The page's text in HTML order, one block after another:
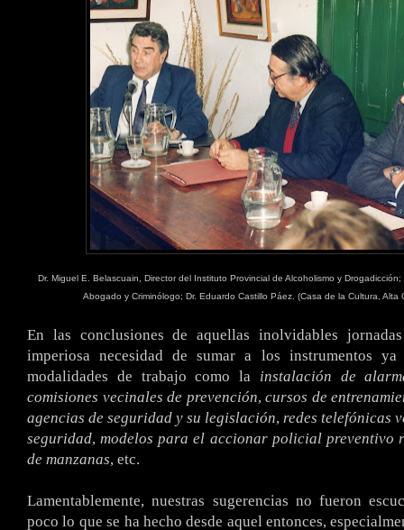
Dr. Miguel E. Belascuain, Director del Instituto Provincial de Alcoholismo y
Abogado y Criminólogo; Dr. Eduardo Castillo Páez. (Casa de la Cultura, Alta
En las conclusiones de aquellas inolvidables
imperiosa necesidad de sumar a los instrumentos ya
modalidades de trabajo como la instalación de
comisiones vecinales de prevención, cursos de
agencias de seguridad y su legislación, redes telefónicas
seguridad,modelos para el accionar policial preventivo
de manzanas, etc.
Lamentablemente, nuestras sugerencias no fueron
poco lo que se ha hecho desde aquel entonces,